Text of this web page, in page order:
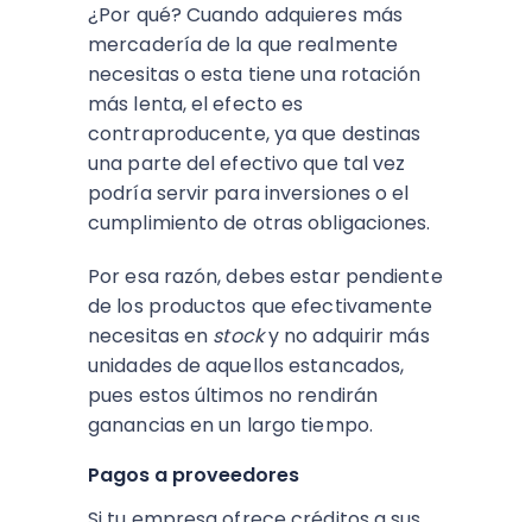
¿Por qué? Cuando adquieres más
mercadería de la que realmente
necesitas o esta tiene una rotación
más lenta, el efecto es
contraproducente, ya que destinas
una parte del efectivo que tal vez
podría servir para inversiones o el
cumplimiento de otras obligaciones.
Por esa razón, debes estar pendiente
de los productos que efectivamente
necesitas en stocky no adquirir más
unidades de aquellos estancados,
pues estos últimos no rendirán
ganancias en un largo tiempo.
Pagos a proveedores